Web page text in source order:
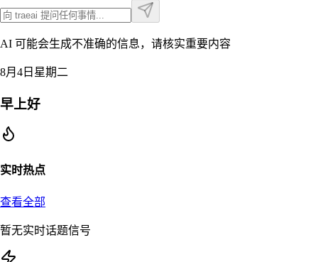
AI 可能会生成不准确的信息，请核实重要内容
8月4日星期二
早上好
实时热点
查看全部
暂无实时话题信号